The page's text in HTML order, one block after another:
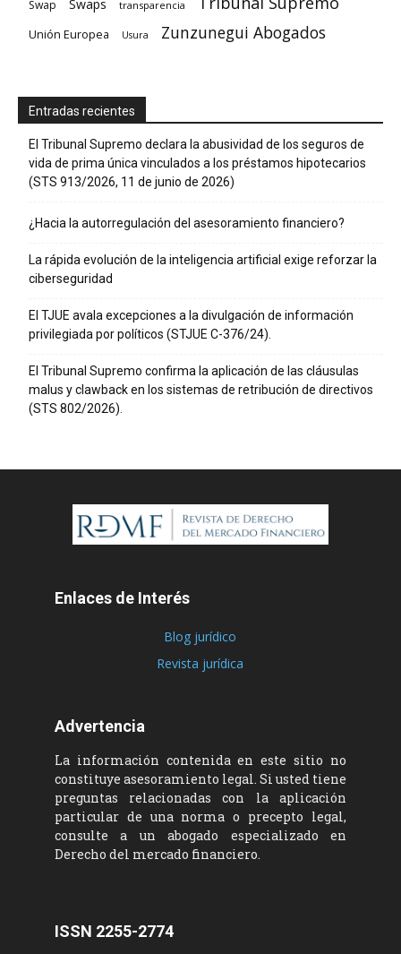
Swap Swaps transparencia
Unión Europea Usura Zunzunegui Abogados
Entradas recientes
El Tribunal Supremo declara la abusividad de los seguros de
vida de prima única vinculados a los préstamos hipotecarios
(STS 913/2026, 11 de junio de 2026)
¿Hacia la autorregulación del asesoramiento financiero?
La rápida evolución de la inteligencia artificial exige reforzar la
ciberseguridad
El TJUE avala excepciones a la divulgación de información
privilegiada por políticos (STJUE C-376/24).
El Tribunal Supremo confirma la aplicación de las cláusulas
malus y clawback en los sistemas de retribución de directivos
(STS 802/2026).
Enlaces de Interés
Blog jurídico
Revista jurídica
Advertencia
La información contenida en este sitio no
constituye asesoramiento legal. Si usted tiene
preguntas relacionadas con la aplicación
particular de una norma o precepto legal,
consulte a un abogado especializado en
Derecho del mercado financiero.
ISSN 2255-2774